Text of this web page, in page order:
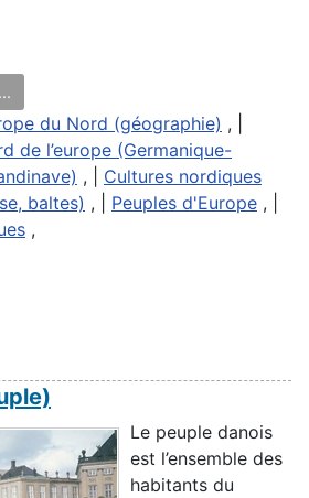
du Nord (géographie) , |
de l’europe (Germanique-
, | Cultures nordiques
baltes) , | Peuples d'Europe , |
,
Le peuple danois
est l’ensemble des
habitants du